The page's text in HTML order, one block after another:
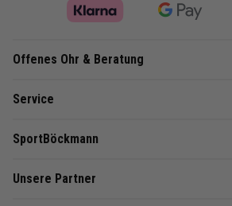
Offenes Ohr & Beratung
Service
SportBöckmann
Unsere Partner